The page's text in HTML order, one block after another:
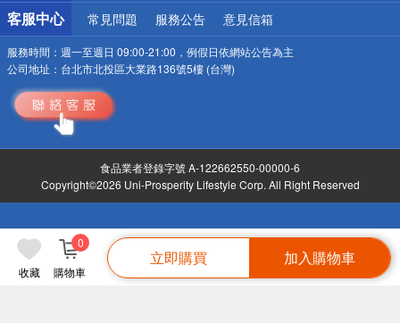
收藏 購物車
0
立即購買 加入購物車
客服中心 常見問題 服務公告 意見信箱
服務時間： 週一至週日 09:00-21:00，例假日依網站公告為主
公司地址： 台北市北投區大業路136號5樓 (台灣)
食品業者登錄字號 A-122662550-00000-6
Copyright©2026 Uni-Prosperity Lifestyle Corp. All Right Reserved